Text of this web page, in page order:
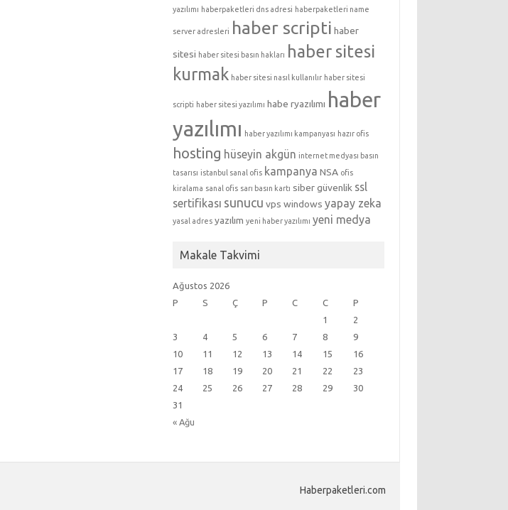
yazılımı haberpaketleri dns adresi haberpaketleri name
server adresleri haber scripti haber
sitesi haber sitesi basın hakları haber sitesi
kurmak haber sitesi nasıl kullanılır haber sitesi
scripti haber sitesi yazılımı habe ryazılımı haber
yazılımı haber yazılımı kampanyası hazır ofis
hosting hüseyin akgün internet medyası basın
tasarısı istanbul sanal ofis kampanya NSA ofis
kiralama sanal ofis sarı basın kartı siber güvenlik ssl
sertifikası sunucu vps windows yapay zeka
yasal adres yazılım yeni haber yazılımı yeni medya
Makale Takvimi
Ağustos 2026
P
S Ç P C C P
« Ağu
1
2
3
4 5 6 7 8
9
10
11 12 13 14 15
16
17
18 19 20 21 22
23
24
25 26 27 28 29
30
31
Haberpaketleri.com